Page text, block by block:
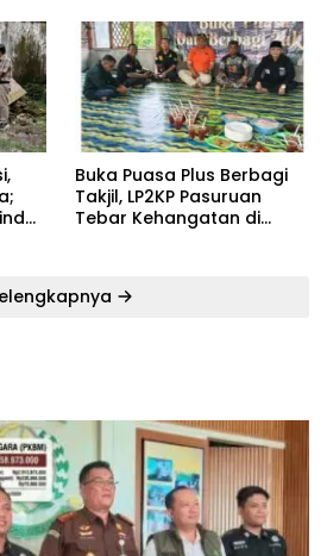
Kebangkitan Persekabpas
‎Buka Puasa Plus Berbagi
Takjil, LP2KP Pasuruan
Tebar Kehangatan di